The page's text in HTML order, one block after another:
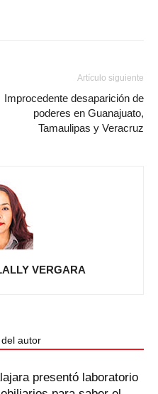
Artículo siguiente
Improcedente desaparición de
poderes en Guanajuato,
Tamaulipas y Veracruz
VERGARA
autor
presentó laboratorio